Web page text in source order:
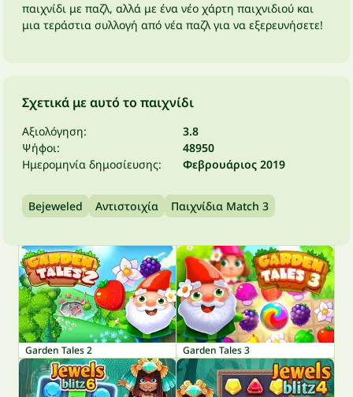
παιχνίδι με παζλ, αλλά με ένα νέο χάρτη παιχνιδιού και
μια τεράστια συλλογή από νέα παζλ για να εξερευνήσετε!
Σχετικά με αυτό το παιχνίδι
Αξιολόγηση:
3.8
Ψήφοι:
48950
Ημερομηνία δημοσίευσης:
Φεβρουάριος 2019
Bejeweled Αντιστοιχία Παιχνίδια Match 3
Garden Tales 2 Garden Tales 3